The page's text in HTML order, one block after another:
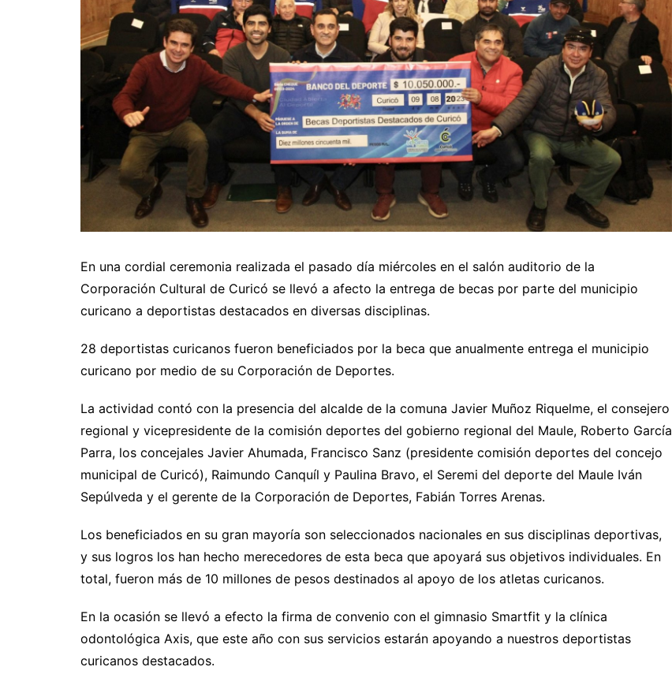
En una cordial ceremonia realizada el pasado día miércoles en el salón auditorio de la
Corporación Cultural de Curicó se llevó a afecto la entrega de becas por parte del municipio
curicano a deportistas destacados en diversas disciplinas.
28 deportistas curicanos fueron beneficiados por la beca que anualmente entrega el municipio
curicano por medio de su Corporación de Deportes.
La actividad contó con la presencia del alcalde de la comuna Javier Muñoz Riquelme, el consejero
regional y vicepresidente de la comisión deportes del gobierno regional del Maule, Roberto García
Parra, los concejales Javier Ahumada, Francisco Sanz (presidente comisión deportes del concejo
municipal de Curicó), Raimundo Canquíl y Paulina Bravo, el Seremi del deporte del Maule Iván
Sepúlveda y el gerente de la Corporación de Deportes, Fabián Torres Arenas.
Los beneficiados en su gran mayoría son seleccionados nacionales en sus disciplinas deportivas,
y sus logros los han hecho merecedores de esta beca que apoyará sus objetivos individuales. En
total, fueron más de 10 millones de pesos destinados al apoyo de los atletas curicanos.
En la ocasión se llevó a efecto la firma de convenio con el gimnasio Smartfit y la clínica
odontológica Axis, que este año con sus servicios estarán apoyando a nuestros deportistas
curicanos destacados.